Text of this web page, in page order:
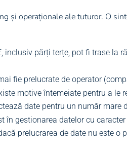
și operaționale ale tuturor. O
inclusiv părți terțe, pot fi trase la
fie prelucrate de operator
motive întemeiate pentru a le
date pentru un număr mare
în gestionarea datelor cu
prelucrarea de date nu este o